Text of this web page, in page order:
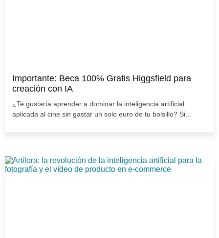
Importante: Beca 100% Gratis Higgsfield para
creación con IA
¿Te gustaría aprender a dominar la inteligencia artificial
aplicada al cine sin gastar un solo euro de tu bolsillo? Si...